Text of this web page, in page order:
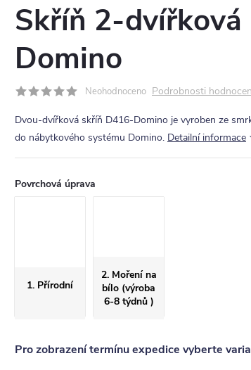
Skříň 2-
Domino
Neohodnoceno Podrobnosti
Dvou-dvířková skříň D416-Domino je vyroben ze
do nábytkového systému Domino. Detailní informace
Povrchová úprava
1. Přírodní
2. Moření na
bílo (výroba
6-8 týdnů )
Pro zobrazení termínu expedice vyberte